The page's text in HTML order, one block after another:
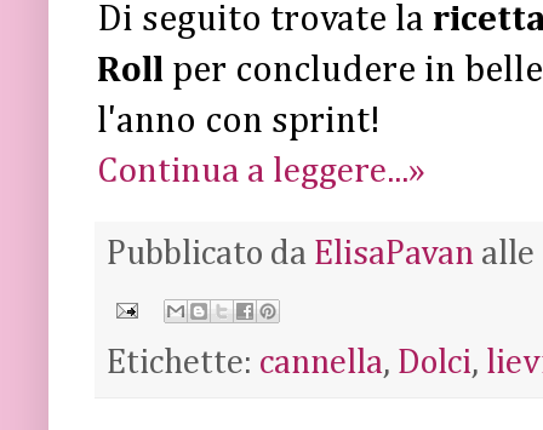
Di seguito trovate la
Roll per concludere in
l'anno con sprint!
Continua a leggere...»
Pubblicato da ElisaPavan alle
Etichette: cannella, Dolci,